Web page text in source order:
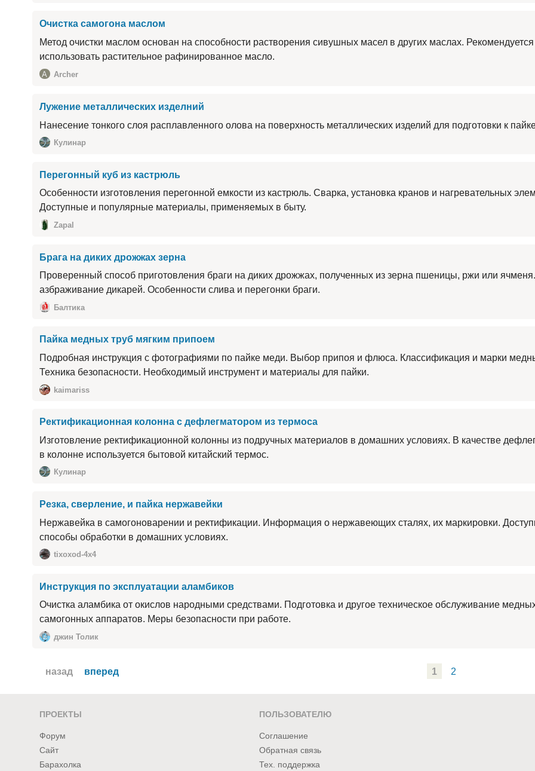
Очистка самогона маслом
Метод очистки маслом основан на способности растворения сивушных масел в других маслах. Рекомендуется
использовать растительное рафинированное масло.
A Archer
Лужение металлических изделний
Нанесение тонкого слоя расплавленного олова на поверхность металлических изделий для подготовки к
Кулинар
Перегонный куб из кастрюль
Особенности изготовления перегонной емкости из кастрюль. Сварка, установка кранов и нагревательных
Доступные и популярные материалы, применяемых в быту.
Zapal
Брага на диких дрожжах зерна
Проверенный способ приготовления браги на диких дрожжах, полученных из зерна пшеницы, ржи или
азбраживание дикарей. Особенности слива и перегонки браги.
Балтика
Пайка медных труб мягким припоем
Подробная инструкция с фотографиями по пайке меди. Выбор припоя и флюса. Классификация и марки
Техника безопасности. Необходимый инструмент и материалы для пайки.
kaimariss
Ректификационная колонна с дефлегматором из термоса
Изготовление ректификационной колонны из подручных материалов в домашних условиях. В качестве
в колонне используется бытовой китайский термос.
Кулинар
Резка, сверление, и пайка нержавейки
Нержавейка в самогоноварении и ректификации. Информация о нержавеющих сталях, их маркировки.
способы обработки в домашних условиях.
tixoxod-4x4
Инструкция по эксплуатации аламбиков
Очистка аламбика от окислов народными средствами. Подготовка и другое техническое обслуживание
самогонных аппаратов. Меры безопасности при работе.
джин Толик
назад вперед 1 2
ПРОЕКТЫ
Форум
Сайт
Барахолка
ПОЛЬЗОВАТЕЛЮ
Соглашение
Обратная связь
Тех. поддержка